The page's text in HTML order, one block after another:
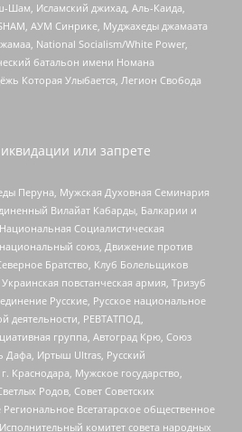
Шам, Исламский джихад, Аль-Каида,
АУМ Синрике, Муджахеды джамаата
National Socialism/White Power,
батальон имени Номана
Которая Улыбается, Легион Свобода
или запрете
Перуна, Мужская Духовная Семинария
Вилайат Кабарды, Балкарии и
Социалистическая
союз, Движение против
Братство, Клуб Болельщиков
повстанческая армия, Тризуб
Русские, Русское национальное
деятельности, РЕВТАТПОД,
группа, Автоград Крю, Союз
Дафа, Иртыш Ultras, Русский
Мужское государство,
Родов, Совет Советских
Всетатарское общественное
комитет совета народных